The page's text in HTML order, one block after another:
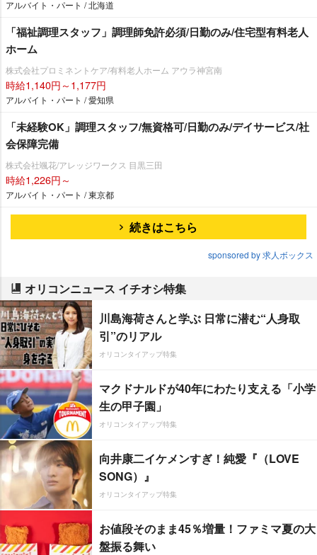
アルバイト・パート / 北海道
「福祉調理スタッフ」調理師免許必須/日勤のみ/住宅型有料老人
ホーム
株式会社プロミネントケア/有料老人ホーム アウラ神宮南
時給1,140円～1,177円
アルバイト・パート / 愛知県
「未経験OK」調理スタッフ/無資格可/日勤のみ/デイサービス/社
会保障完備
株式会社颯花/アレッジワークス 目黒三田
時給1,226円～
アルバイト・パート / 東京都
続きはこちら
sponsored by 求人ボックス
オリコンニュース イチオシ特集
川島海荷さんと学ぶ 日常に潜む“人身取
引”のリアル
オリコンタイアップ特集
マクドナルドが40年にわたり支える「小学
生の甲子園」
オリコンタイアップ特集
向井康二イケメンすぎ！純愛『（LOVE
SONG）』
オリコンタイアップ特集
お値段そのまま45％増量！ファミマ夏の大
盤振る舞い